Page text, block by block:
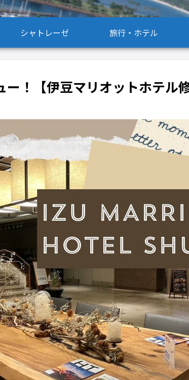
シャトレーゼ 旅行・ホテル
ー！【伊豆マリオットホテル